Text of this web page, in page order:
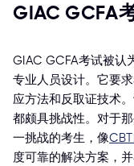
GIAC GCFA
GIAC GCFA考试被认
专业人员设计。它要
应方法和反取证技术
都颇具挑战性。对于
一挑战的考生，像
度可靠的解决方案，